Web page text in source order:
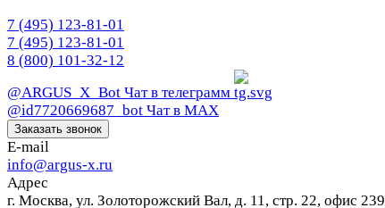
7 (495) 123-81-01
7 (495) 123-81-01
8 (800) 101-32-12
@ARGUS_X_Bot Чат в телеграмм
@id7720669687_bot Чат в МАХ
Заказать звонок
E-mail
info@argus-x.ru
Адрес
г. Москва, ул. Золоторожский Вал, д. 11, стр. 22, офис 239